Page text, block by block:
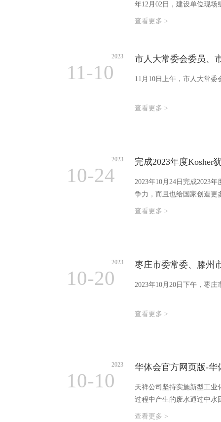
年12月02日，建设单位现
查看更多 >
2023
11-10
市人大常委会委员、
11月10日上午，市人大常
查看更多 >
2023
10-24
完成2023年度Kosher
2023年10月24日完成2023
争力，而且也给国家创造更
查看更多 >
2023
10-20
枣庄市委常委、滕州
2023年10月20日下午，枣
查看更多 >
2023
10-10
华体会官方网页版-
天祥公司坚持实施新型工
过程中产生的废水通过中
查看更多 >